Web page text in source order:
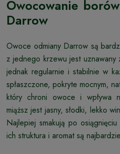
Owocowanie
Darrow
Owoce odmiany Darrow są
z jednego krzewu jest
jednak regularnie i stabilnie w
spłaszczone, pokryte mocnym,
który chroni owoce i wpływa
miąższ jest jasny, słodki, lekko
Najlepiej smakują po
ich struktura i aromat są